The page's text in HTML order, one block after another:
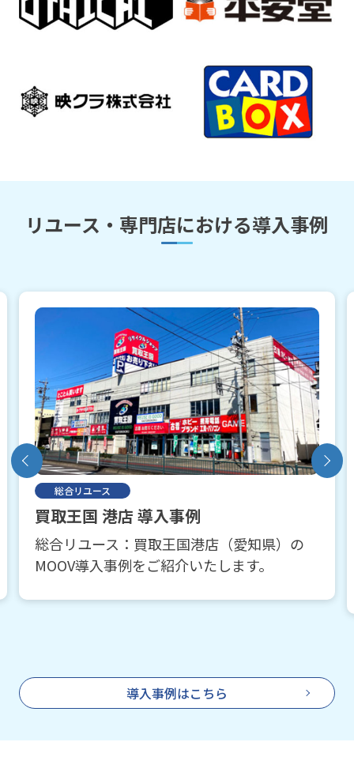
リユース・専門店における導入事例
工具、農機具
農機具市番館桑名店 導入事例
農機具・工具リユース：農機具市番館桑名店
（三重県）のMOOV導入事例をご紹介いたし
導入事例はこちら